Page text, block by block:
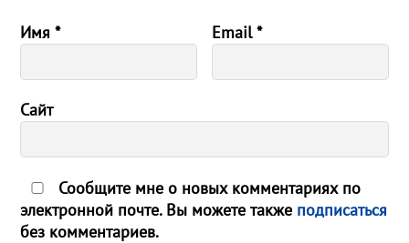
Имя* Email*
Сайт
Сообщите мне о новых комментариях по
электронной почте. Вы можете также подписаться
без комментариев.